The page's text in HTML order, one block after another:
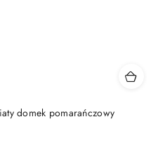
domek pomarańczowy